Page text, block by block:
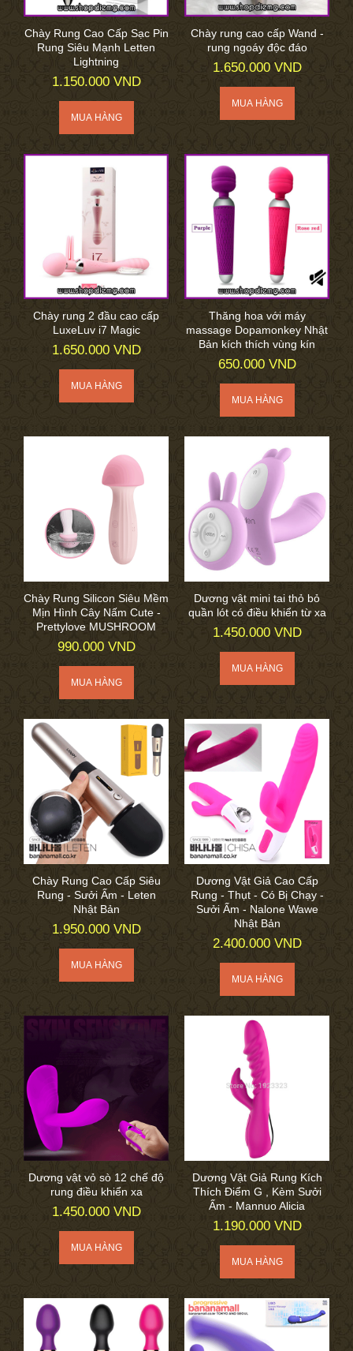
Chày Rung Cao Cấp Sạc Pin
Rung Siêu Mạnh Letten
Lightning
1.150.000 VND
Chày rung cao cấp Wand -
rung ngoáy độc đáo
1.650.000 VND
Chày rung 2 đầu cao cấp
LuxeLuv i7 Magic
1.650.000 VND
Thăng hoa với máy
massage Dopamonkey Nhật
Bản kích thích vùng kín
650.000 VND
Chày Rung Silicon Siêu Mềm
Mịn Hình Cây Nấm Cute -
Prettylove MUSHROOM
990.000 VND
Dương vật mini tai thỏ bỏ
quần lót có điều khiển từ xa
1.450.000 VND
Chày Rung Cao Cấp Siêu
Rung - Sưởi Ấm - Leten
Nhật Bản
1.950.000 VND
Dương Vật Giả Cao Cấp
Rung - Thụt - Có Bị Chạy -
Sưởi Ấm - Nalone Wawe
Nhật Bản
2.400.000 VND
Dương vật vỏ sò 12 chế độ
rung điều khiển xa
1.450.000 VND
Dương Vật Giả Rung Kích
Thích Điểm G , Kèm Sưởi
Ấm - Mannuo Alicia
1.190.000 VND